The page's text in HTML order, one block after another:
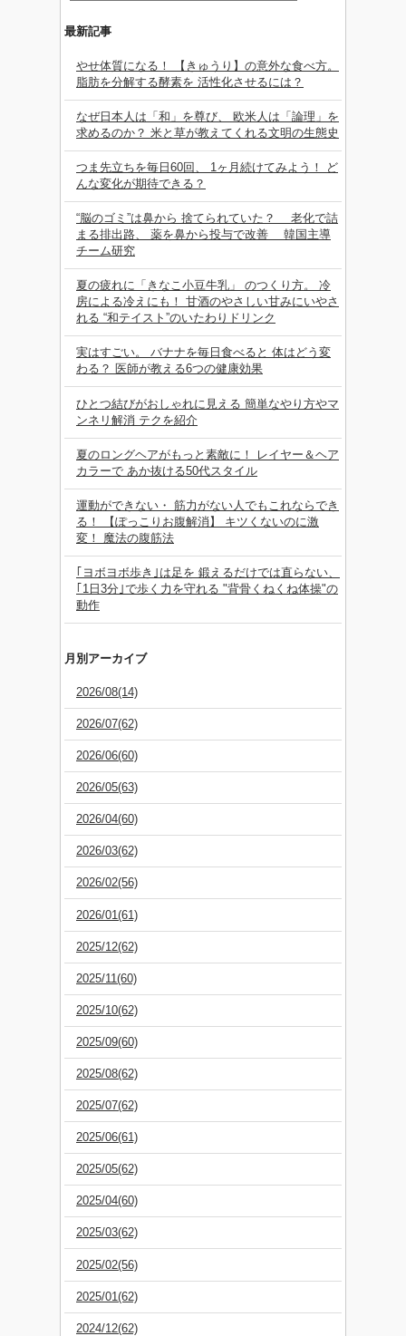
最新記事
やせ体質になる！ 【きゅうり】の意外な食べ方。
脂肪を分解する酵素を 活性化させるには？
なぜ日本人は「和」を尊び、 欧米人は「論理」を
求めるのか？ 米と草が教えてくれる文明の生態史
つま先立ちを毎日60回、 1ヶ月続けてみよう！ ど
んな変化が期待できる？
“脳のゴミ”は鼻から 捨てられていた？ 老化で詰
まる排出路、 薬を鼻から投与で改善 韓国主導
チーム研究
夏の疲れに「きなこ小豆牛乳」 のつくり方。 冷
房による冷えにも！ 甘酒のやさしい甘みにいやさ
れる “和テイスト”のいたわりドリンク
実はすごい。 バナナを毎日食べると 体はどう変
わる？ 医師が教える6つの健康効果
ひとつ結びがおしゃれに見える 簡単なやり方やマ
ンネリ解消 テクを紹介
夏のロングヘアがもっと素敵に！ レイヤー＆ヘア
カラーで あか抜ける50代スタイル
運動ができない・ 筋力がない人でもこれならでき
る！ 【ぽっこりお腹解消】 キツくないのに激
変！ 魔法の腹筋法
｢ヨボヨボ歩き｣は足を 鍛えるだけでは直らない、
｢1日3分｣で歩く力を守れる "背骨くねくね体操"の
動作
月別アーカイブ
2026/08(14)
2026/07(62)
2026/06(60)
2026/05(63)
2026/04(60)
2026/03(62)
2026/02(56)
2026/01(61)
2025/12(62)
2025/11(60)
2025/10(62)
2025/09(60)
2025/08(62)
2025/07(62)
2025/06(61)
2025/05(62)
2025/04(60)
2025/03(62)
2025/02(56)
2025/01(62)
2024/12(62)